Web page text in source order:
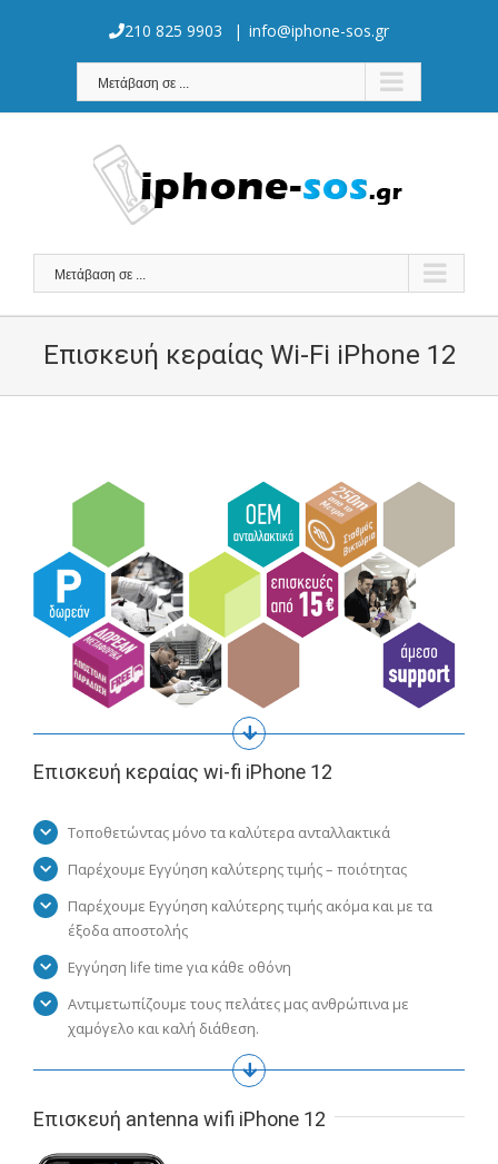
210 825 9903 | info@iphone-sos.gr
Μετάβαση σε ...
Μετάβαση σε ...
Επισκευή κεραίας Wi-Fi iPhone 12
Επισκευή κεραίας wi-fi iPhone 12
Τοποθετώντας μόνο τα καλύτερα ανταλλακτικά
Παρέχουμε Εγγύηση καλύτερης τιμής – ποιότητας
Παρέχουμε Εγγύηση καλύτερης τιμής ακόμα και με τα
έξοδα αποστολής
Εγγύηση life time για κάθε οθόνη
Αντιμετωπίζουμε τους πελάτες μας ανθρώπινα με
χαμόγελο και καλή διάθεση.
Επισκευή antenna wifi iPhone 12